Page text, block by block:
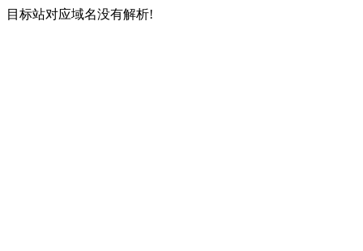
目标站对应域名没有解析!